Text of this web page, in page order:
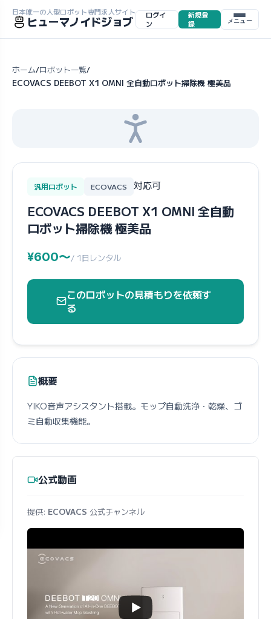
日本唯一の人型ロボット専門求人サイト
ヒューマノイドジョブ
ログイ
ン
新規登
録
メニュー
ホーム/ロボット一覧/
ECOVACS DEEBOT X1 OMNI 全自動ロボット掃除機 極美品
汎用ロボット ECOVACS 対応可
ECOVACS DEEBOT X1 OMNI 全自動
ロボット掃除機 極美品
¥600〜/ 1日レンタル
このロボットの見積もりを依頼す
る
概要
YIKO音声アシスタント搭載。モップ自動洗浄・乾燥、ゴ
ミ自動収集機能。
公式動画
提供: ECOVACS 公式チャンネル